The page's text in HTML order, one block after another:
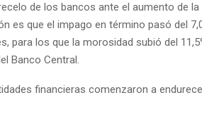
de los bancos ante el aumento de
es que el impago en término pasó del
para los que la morosidad subió del
Banco Central.
financieras comenzaron a